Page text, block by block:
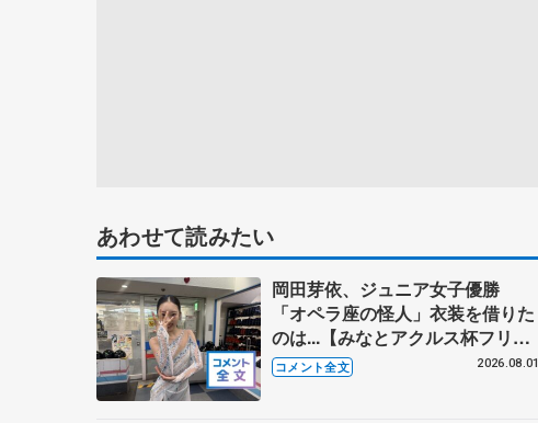
あわせて読みたい
岡田芽依、ジュニア女子優勝
「オペラ座の怪人」衣装を借りた
のは...【みなとアクルス杯フリ
ー】
コメント全文 2026.08.01